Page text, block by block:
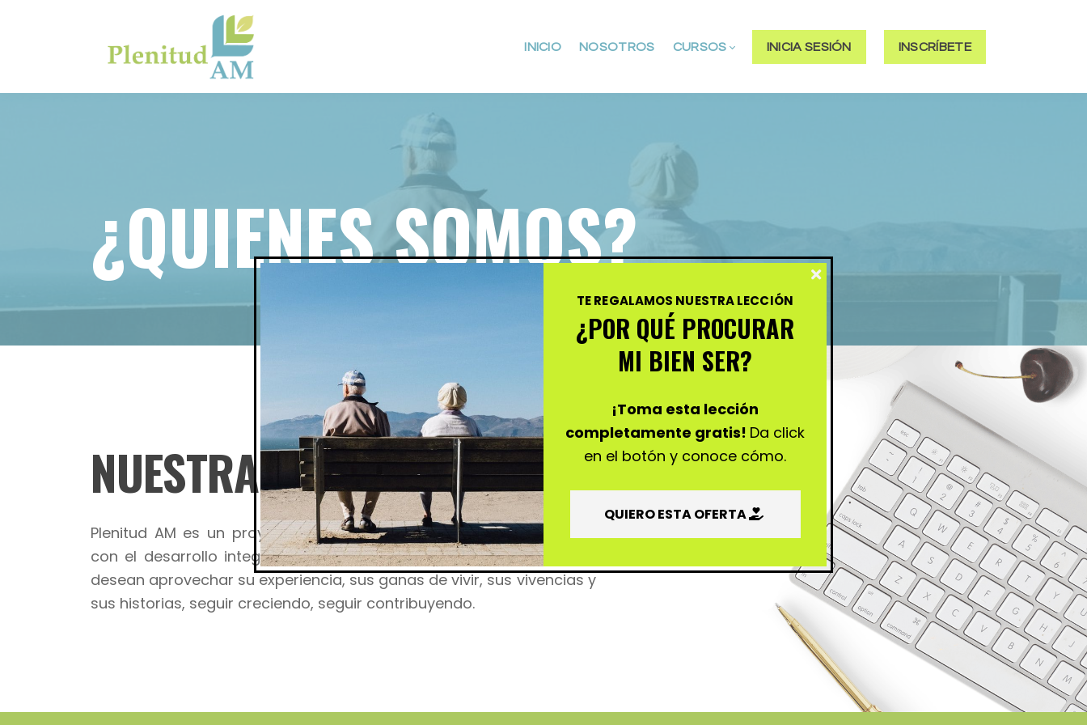
INICIO NOSOTROS CURSOS INICIA SESIÓN INSCRÍBETE
¿QUIENES SOMOS?
NUESTRA PLATAFORMA|
Plenitud AM es un proyecto que ofrece un espacio para continuar
con el desarrollo integral de los adultos mayores. De aquellos que
desean aprovechar su experiencia, sus ganas de vivir, sus vivencias y
sus historias, seguir creciendo, seguir contribuyendo.
TE REGALAMOS NUESTRA LECCIÓN
¿POR QUÉ PROCURAR
MI BIEN SER?
¡Toma esta lección
completamente gratis! Da click
en el botón y conoce cómo.
QUIERO ESTA OFERTA